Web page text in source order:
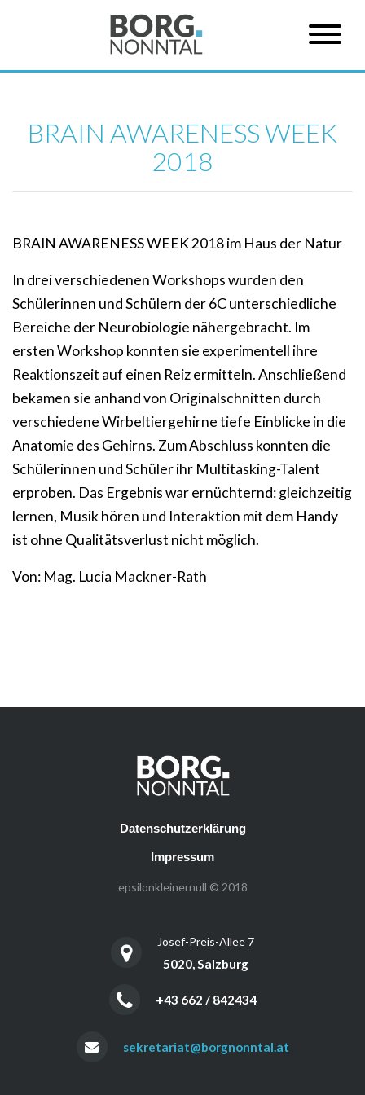
BRAIN AWARENESS WEEK
2018
BRAIN AWARENESS WEEK 2018 im Haus der Natur
In drei verschiedenen Workshops wurden den
Schülerinnen und Schülern der 6C unterschiedliche
Bereiche der Neurobiologie nähergebracht. Im
ersten Workshop konnten sie experimentell ihre
Reaktionszeit auf einen Reiz ermitteln. Anschließend
bekamen sie anhand von Originalschnitten durch
verschiedene Wirbeltiergehirne tiefe Einblicke in die
Anatomie des Gehirns. Zum Abschluss konnten die
Schülerinnen und Schüler ihr Multitasking-Talent
erproben. Das Ergebnis war ernüchternd: gleichzeitig
lernen, Musik hören und Interaktion mit dem Handy
ist ohne Qualitätsverlust nicht möglich.
Von: Mag. Lucia Mackner-Rath
Datenschutzerklärung
Impressum
epsilonkleinernull © 2018
Josef-Preis-Allee 7
5020, Salzburg
+43 662 / 842434
sekretariat@borgnonntal.at